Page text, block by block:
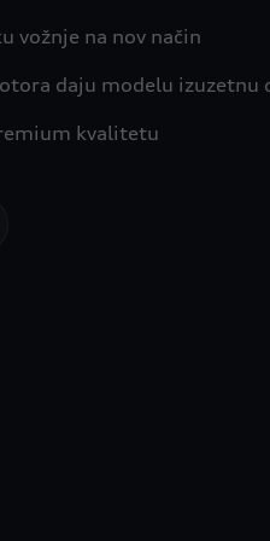
vožnje na nov način
daju modelu izuzetnu
kvalitetu